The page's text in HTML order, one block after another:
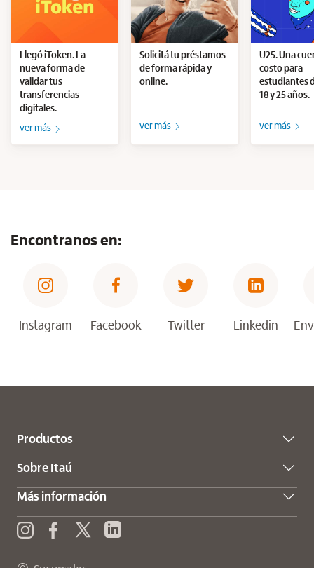
Llegó iToken. La
nueva forma de
validar tus
transferencias
digitales.
ver más
Solicitá tu préstamos
de forma rápida y
online.
ver más
U25. Una
costo para
estudiantes
18 y 25 años.
ver más
Encontranos en:
Instagram Facebook Twitter Linkedin
Productos
Sobre Itaú
Más información
InstagramFacebookTwitter